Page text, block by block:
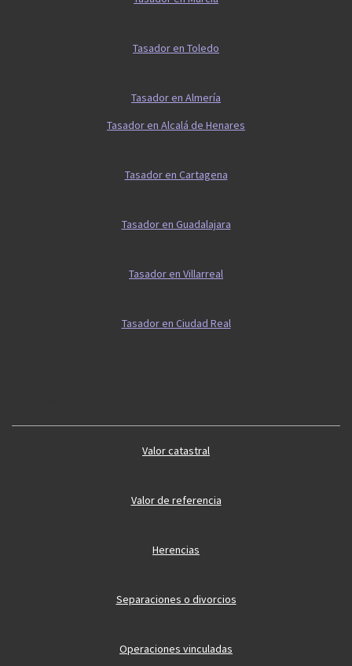
Tasador en Toledo
Tasador en Almería
Tasador en Alcalá de Henares
Tasador en Cartagena
Tasador en Guadalajara
Tasador en Villarreal
Tasador en Ciudad Real
Valor catastral
Valor de referencia
Herencias
Separaciones o divorcios
Operaciones vinculadas